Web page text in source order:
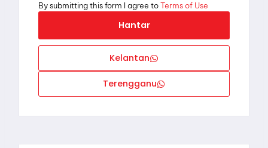
By submitting this form I agree toTerms of Use
Hantar
Kelantan
Terengganu